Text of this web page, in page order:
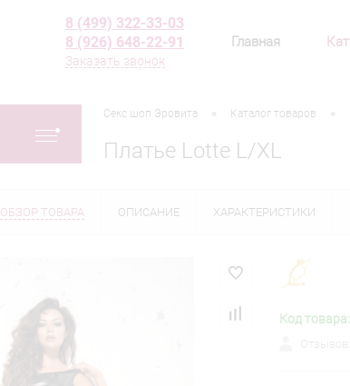
8 (499) 322-33-03
8 (926) 648-22-91
Заказать звонок
Главная
Секс шоп Эровита Каталог товаров
Платье Lotte L/XL
ОБЗОР ТОВАРА ОПИСАНИЕ ХАРАКТЕРИСТИКИ
Код товара: